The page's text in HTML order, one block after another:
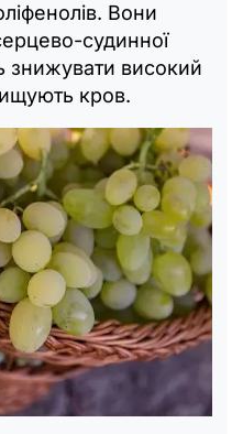
Вони
судинної
знижувати високий
кров.